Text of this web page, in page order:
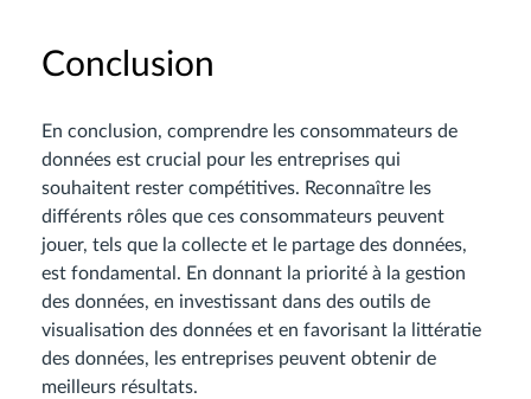
Conclusion
En conclusion, comprendre les consommateurs de
données est crucial pour les entreprises qui
souhaitent rester compétitives. Reconnaître les
différents rôles que ces consommateurs peuvent
jouer, tels que la collecte et le partage des données,
est fondamental. En donnant la priorité à la gestion
des données, en investissant dans des outils de
visualisation des données et en favorisant la littératie
des données, les entreprises peuvent obtenir de
meilleurs résultats.